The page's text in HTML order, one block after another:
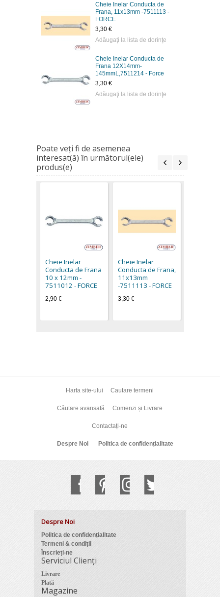
Cheie Inelar Conducta de
Frana, 11х13mm -7511113 -
FORCE
3,30 €
Adăugaţi la lista de dorinţe
Cheie Inelar Conducta de
Frana 12X14mm-
145mmL,7511214 - Force
3,30 €
Adăugaţi la lista de dorinţe
Poate veţi fi de asemenea
interesat(ă) în următorul(ele)
produs(e)
Cheie Inelar
Conducta de Frana
10 x 12mm -
7511012 - FORCE
2,90 €
Cheie Inelar
Conducta de Frana,
11х13mm
-7511113 - FORCE
3,30 €
Harta site-ului Cautare termeni
Căutare avansată Comenzi și Livrare
Contactați-ne
Despre Noi Politica de confidențialitate
Despre Noi
Politica de confidențialitate
Termeni & condiții
Înscrieți-ne
Serviciul Clienți
Livrare
Plată
Magazine